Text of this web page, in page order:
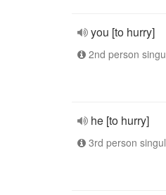
you [to hurry]
2nd person
he [to hurry]
3rd person